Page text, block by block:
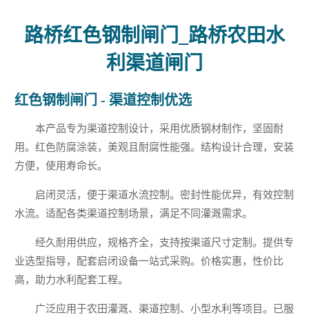
路桥红色钢制闸门_路桥农田水
利渠道闸门
红色钢制闸门 - 渠道控制优选
本产品专为渠道控制设计，采用优质钢材制作，坚固耐
用。红色防腐涂装，美观且耐腐性能强。结构设计合理，安装
方便，使用寿命长。
启闭灵活，便于渠道水流控制。密封性能优异，有效控制
水流。适配各类渠道控制场景，满足不同灌溉需求。
经久耐用供应，规格齐全，支持按渠道尺寸定制。提供专
业选型指导，配套启闭设备一站式采购。价格实惠，性价比
高，助力水利配套工程。
广泛应用于农田灌溉、渠道控制、小型水利等项目。已服